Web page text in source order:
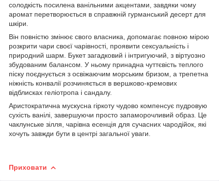
солодкість посилена ванільними акцентами, завдяки чому
аромат перетворюється в справжній гурманський десерт для
шкіри.
Він повністю змінює свого власника, допомагає повною мірою
розкрити чари своєї чарівності, проявити сексуальність і
природний шарм. Букет загадковий і інтригуючий, з віртуозно
збудованим балансом. У ньому принадна чуттєвість теплого
піску поєднується з освіжаючим морським бризом, а трепетна
ніжність конвалії розчиняється в вершково-кремових
відблисках геліотропа і сандалу.
Аристократична мускусна гіркоту чудово компенсує пудровую
сухість ванілі, завершуючи просто запаморочливий образ. Це
чаклунське зілля, чарівна есенція для сучасних чародійок, які
хочуть завжди бути в центрі загальної уваги.
Приховати